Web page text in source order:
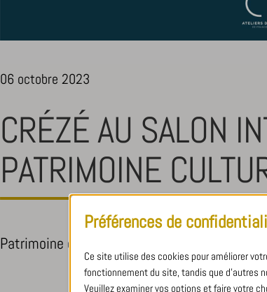
06 octobre 2023
CRÉZÉ AU SALON
PATRIMOINE
Patrimoine et transmission : au cœur de
Préférences de
Ce site utilise des cookies pour améliorer
fonctionnement du site, tandis que d'autres
Veuillez examiner vos options et faire votre